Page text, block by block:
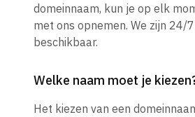
domeinnaam, kun je op elk
met ons opnemen. We zijn 24/7
beschikbaar.
Welke naam moet je
Het kiezen van een